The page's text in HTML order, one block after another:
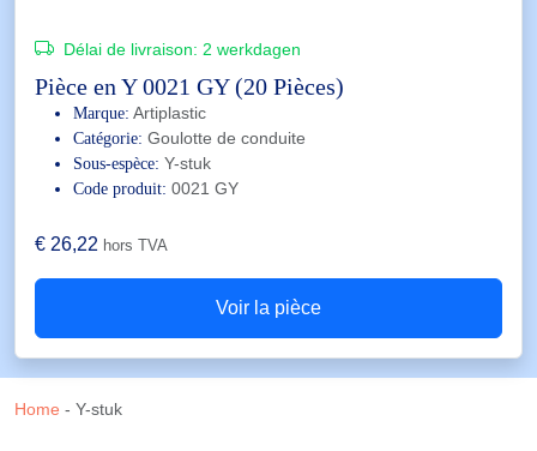
Délai de livraison: 2 werkdagen
Pièce en Y 0021 GY (20 Pièces)
Marque: Artiplastic
Catégorie: Goulotte de conduite
Sous-espèce: Y-stuk
Code produit: 0021 GY
€ 26,22 hors TVA
Voir la pièce
Home - Y-stuk